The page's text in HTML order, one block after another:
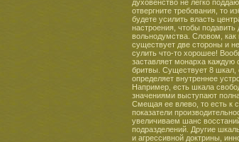
духовенство не легко
отвергните требования, то
будете усилить власть
настроения, чтобы
вольнодумства. Словом,
существует две стороны и
сулить что-то хорошее!
заставляет монарха каждую
бритвы. Существует 8 шкал,
определяет внутреннее
Например, есть шкала
значениями выступают
Смещая ее влево, то есть к
показатели
увеличиваем шанс
подразделений. Другие
и агрессивной доктрины,